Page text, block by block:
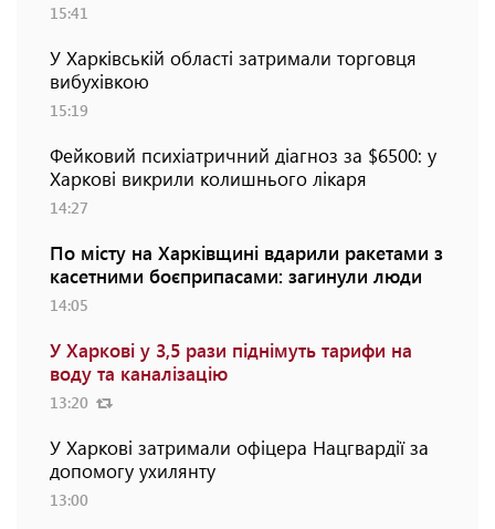
15:41
У Харківській області затримали торговця
вибухівкою
15:19
Фейковий психіатричний діагноз за $6500: у
Харкові викрили колишнього лікаря
14:27
По місту на Харківщині вдарили ракетами з
касетними боєприпасами: загинули люди
14:05
У Харкові у 3,5 рази піднімуть тарифи на
воду та каналізацію
13:20
У Харкові затримали офіцера Нацгвардії за
допомогу ухилянту
13:00